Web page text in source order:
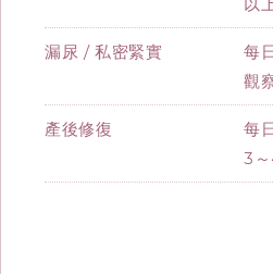
漏尿 / 私密緊實
每
觀
產後修復
每
3